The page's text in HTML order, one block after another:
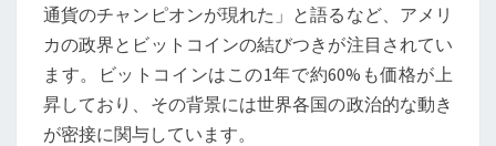
デ
ィ
ア
の
通貨のチャンピオンが現れた」と語るなど、アメリ
カの政界とビットコインの結びつきが注目されてい
ます。ビットコインはこの1年で約60%も価格が上
昇しており、その背景には世界各国の政治的な動き
が密接に関与しています。